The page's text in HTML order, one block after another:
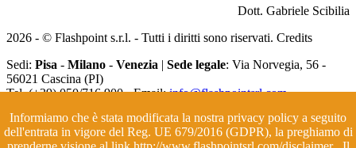
Dott. Gabriele Scibilia
2026 - © Flashpoint s.r.l. - Tutti i diritti sono riservati. Credits
Sedi: Pisa - Milano - Venezia | Sede legale: Via Norvegia, 56 -
56021 Cascina (PI)
Tel. (+39) 050/716.900 - Email:info@flashpointsrl.com
7606 - C.CI.A.A R.E.A PI 130782
Informiamo che è stata modificata la nostra privacy policy a seguito
dell'entrata in vigore del Reg. UE 679/2016 (GDPR), la preghiamo di